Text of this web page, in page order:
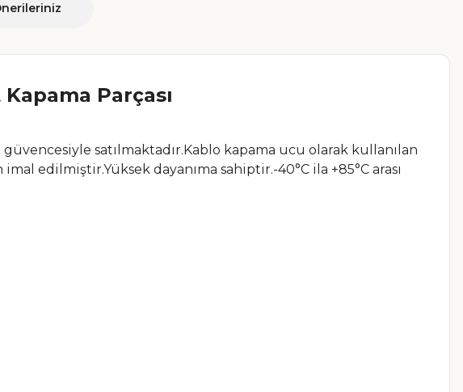
Parçası
satılmaktadır. Kablo kapama ucu olarak kullanılan
imal edilmiştir.Yüksek dayanıma sahiptir.-40°C ila +85°C arası